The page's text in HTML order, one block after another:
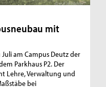
mit
am Campus Deutz der
Parkhaus P2. Der
Lehre, Verwaltung und
bei